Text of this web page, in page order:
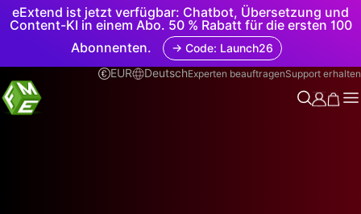
eExtend ist jetzt verfügbar: Chatbot, Übersetzung und
Content-KI in einem Abo. 50 % Rabatt für die ersten 100
Abonnenten.
→ Code: Launch26
EUR
DeutschExperten beauftragenSupport erhalten